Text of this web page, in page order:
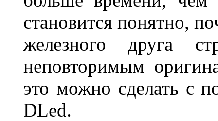
становится понятно,
железного друга
неповторимым
это можно сделать с
DLed.